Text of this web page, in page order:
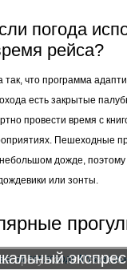
погода
рейса?
так, что программа
есть закрытые
провести время с
Пешеходные
дожде, поэтому
или зонты.
прогулка по Москве